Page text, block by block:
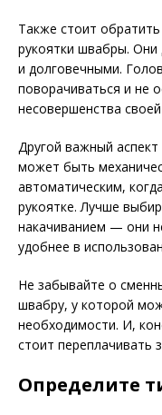
Также стоит
рукоятки швабры.
и долговечными.
поворачиваться и не
несовершенства
Другой важный
может быть
автоматическим,
рукоятке. Лучше
накачиванием — они
удобнее в
Не забывайте о
швабру, у которой
необходимости. И,
стоит переплачивать
Определите